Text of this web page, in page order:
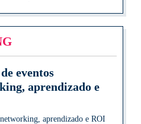
eventos
aprendizado e
aprendizado e ROI